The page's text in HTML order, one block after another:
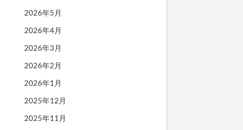
2026年5月
2026年4月
2026年3月
2026年2月
2026年1月
2025年12月
2025年11月